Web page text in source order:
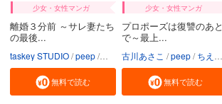
少女・女性マンガ
離婚３分前 ～サレ妻たち
の最後...
taskey STUDIO peep ホヌッヂ いばらアオ
無料で読む
少女・女性マンガ
プロポーズは復讐のあと
で～最上...
古川あさこ peep ちえぴ
無料で読む